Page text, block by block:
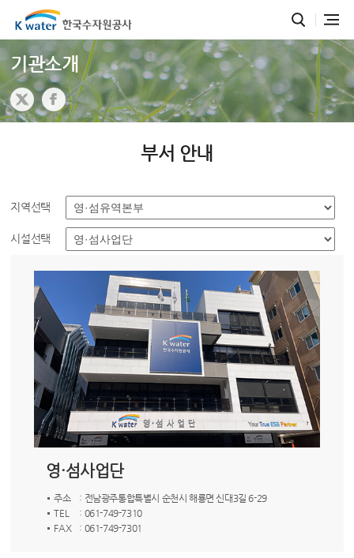
기관소개
부서 안내
지역선택
시설선택
영·섬사업단
주소
: 전남광주통합특별시 순천시 해룡면 신대3길 6-29
TEL
: 061-749-7310
FAX
: 061-749-7301